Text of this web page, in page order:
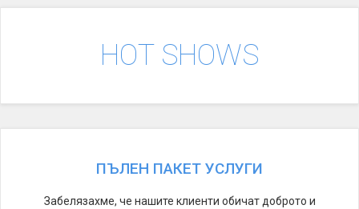
HOT SHOWS
ПЪЛЕН ПАКЕТ УСЛУГИ
Забелязахме, че нашите клиенти обичат доброто и